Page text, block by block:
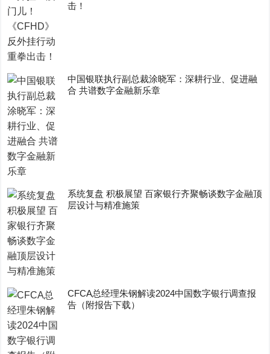
击！
中国银联执行副总裁涂晓军：深耕行业、促进融
合 共谱数字金融新乐章
系统复盘 积极展望 百家银行齐聚畅谈数字金融顶
层设计与精准施策
CFCA总经理朱钢解读2024中国数字银行调查报
告（附报告下载）